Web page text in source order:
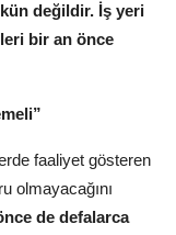
değildir. İş yeri
bir an önce
faaliyet gösteren
olmayacağını
de defalarca